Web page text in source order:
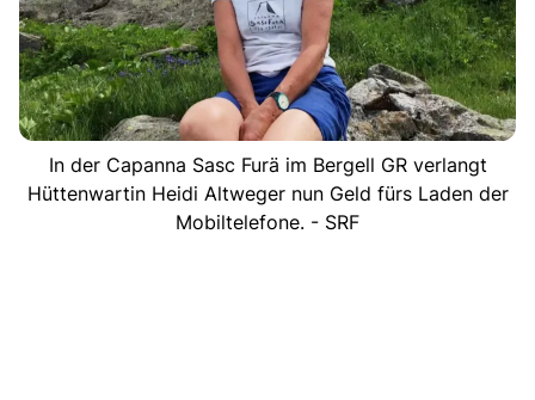
In der Capanna Sasc Furä im Bergell GR verlangt
Hüttenwartin Heidi Altweger nun Geld fürs Laden der
Mobiltelefone. - SRF